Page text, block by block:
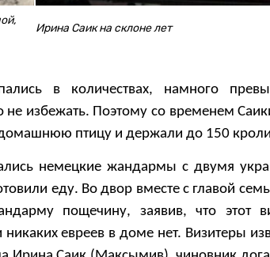
Ирина Саик на склоне лет
в количествах, намного
не избежать. Поэтому со временем
птицу и держали до 150
немецкие жандармы с двумя
еду. Во двор вместе с главой
пощечину, заявив, что этот
евреев в доме нет. Визитеры